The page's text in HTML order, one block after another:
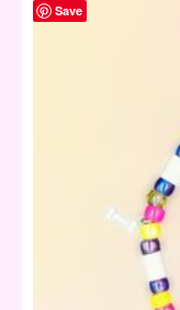
Save